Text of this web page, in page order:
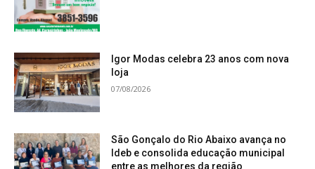
Igor Modas celebra 23 anos com nova
loja
07/08/2026
São Gonçalo do Rio Abaixo avança no
Ideb e consolida educação municipal
entre as melhores da região